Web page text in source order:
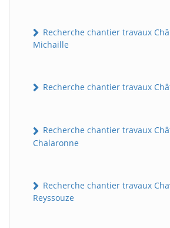
Recherche chantier travaux
Michaille
Recherche chantier travaux
Recherche chantier travaux
Chalaronne
Recherche chantier travaux
Reyssouze